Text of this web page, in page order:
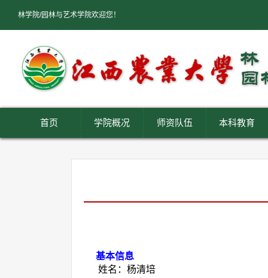
林学院/园林与艺术学院欢迎您！
首页 学院概况 师资队伍 本科教育
基本信息
姓名：杨清培